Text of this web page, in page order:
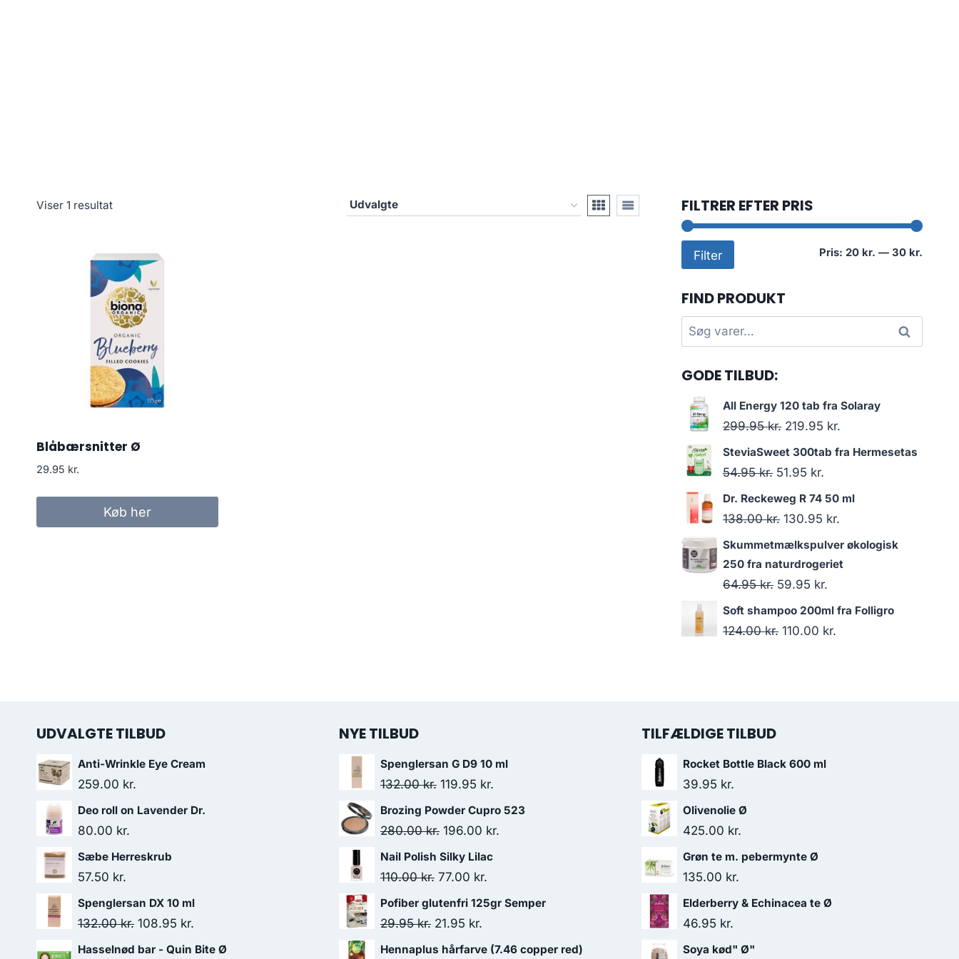
Viser 1 resultat
Blåbærsnitter Ø
29.95 kr.
Køb her
FILTRER EFTER PRIS
Filter Pris: 20 kr. — 30 kr.
FIND PRODUKT
Søg
efter:
Søg
GODE TILBUD:
All Energy 120 tab fra Solaray
299.95kr. Den
oprindelige
pris
299.95 kr..
219.95 kr.
aktuelle
SteviaSweet 300tab fra Hermesetas
54.95kr. Den
oprindelige
pris
54.95 kr..
51.95 kr.
aktuelle
pris
51.95 kr..
Dr. Reckeweg R 74 50 ml
138.00kr. Den
oprindelige
pris
var:
138.00 kr..
130.95 kr.
aktuelle
pris
130.95 kr..
Skummetmælkspulver økologisk
250 fra naturdrogeriet
64.95kr. Den
oprindelige
pris
59.95 kr.
aktuelle
pris
Soft shampoo 200ml fra Folligro
124.00kr. Den
110.00 kr.
UDVALGTE TILBUD
Anti-Wrinkle Eye Cream
259.00 kr.
Deo roll on Lavender Dr.
80.00 kr.
Sæbe Herreskrub
57.50 kr.
Spenglersan DX 10 ml
132.00kr. Den
oprindelige
108.95 kr.
aktuelle
Hasselnød bar - Quin Bite Ø
NYE TILBUD
Spenglersan G D9 10 ml
132.00kr. Den
oprindelige
pris
132.00 kr..
119.95 kr.
aktuelle
pris
Brozing Powder Cupro 523
280.00kr. Den
oprindelige
pris
280.00 kr..
196.00 kr.
Nail Polish Silky Lilac
110.00kr. Den
oprindelige
pris
var:
77.00 kr.
aktuelle
er:
Pofiber glutenfri 125gr Semper
29.95kr. Den
oprindelige
21.95 kr.
aktuelle
Hennaplus hårfarve (7.46 copper red)
TILFÆLDIGE TILBUD
Rocket Bottle Black 600 ml
39.95 kr.
Olivenolie Ø
425.00 kr.
Grøn te m. pebermynte Ø
135.00 kr.
Elderberry & Echinacea te Ø
46.95 kr.
Soya kød" Ø"